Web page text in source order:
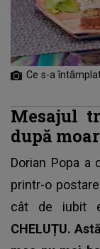
Ce s-a
Mesajul
după
Dorian Popa a
printr-o
cât de iubit
CHELUȚU.